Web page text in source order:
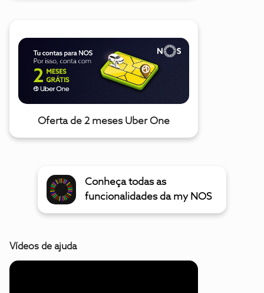
Oferta de 2 meses Uber One
Conheça todas as
funcionalidades da my NOS
Vídeos de ajuda